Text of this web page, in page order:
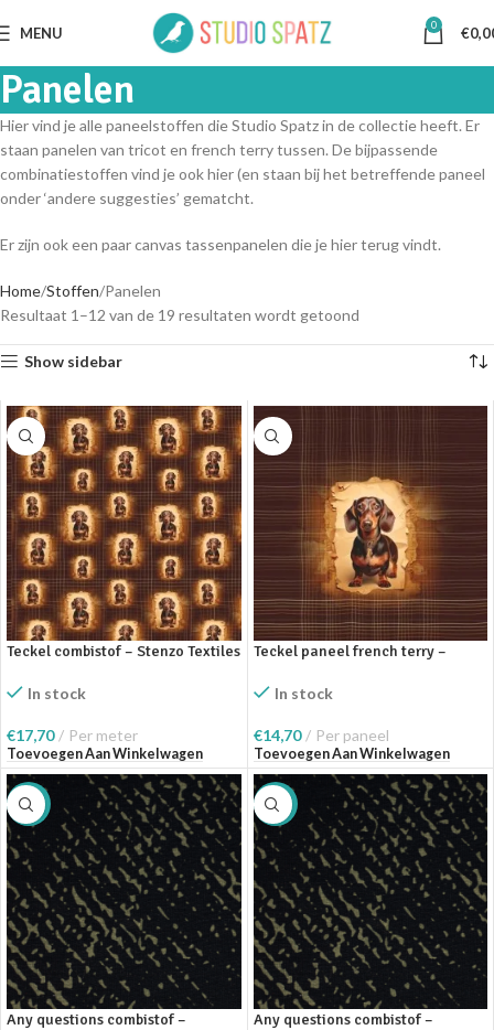
MENU 0 €
Panelen
Hier vind je alle paneelstoffen die Studio Spatz in de collectie heeft. Er
staan panelen van tricot en french terry tussen. De bijpassende
combinatiestoffen vind je ook hier (en staan bij het betreffende paneel
onder ‘andere suggesties’ gematcht.
Er zijn ook een paar canvas tassenpanelen die je hier terug vindt.
Home Stoffen Panelen
Resultaat 1–12 van de 19 resultaten wordt getoond
Show sidebar
Teckel combistof – Stenzo Textiles
In stock
€17,70 Per meter
Toevoegen Aan Winkelwagen
Teckel paneel french terry –
In stock
€14,70 Per paneel
Toevoegen Aan Winkelwagen
SALE
Any questions combistof –
SALE
Any questions combistof –